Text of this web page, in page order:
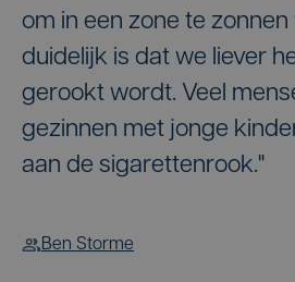
om in een zone te
duidelijk is dat we liever
gerookt wordt. Veel
gezinnen met jonge
aan de sigarettenrook."
Ben Storme